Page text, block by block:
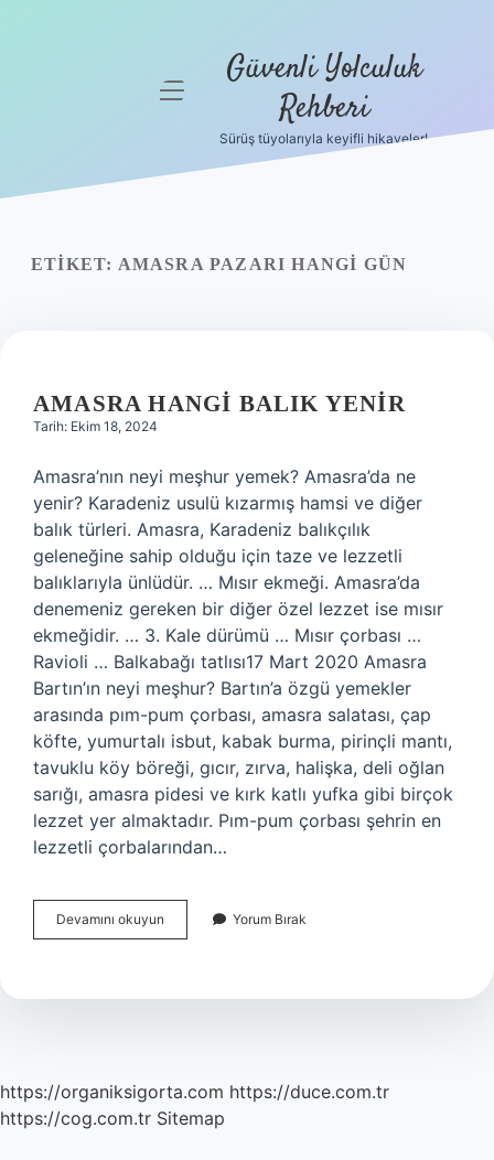
menüyü Güvenli Yolculuk
Rehberi
Sürüş tüyolarıyla keyifli hikayeler!
ETIKET: AMASRA PAZARI HANGI GÜN
AMASRA HANGI BALIK YENIR
Tarih: Ekim 18, 2024
Amasra’nın neyi meşhur yemek? Amasra’da ne
yenir? Karadeniz usulü kızarmış hamsi ve diğer
balık türleri. Amasra, Karadeniz balıkçılık
geleneğine sahip olduğu için taze ve lezzetli
balıklarıyla ünlüdür. … Mısır ekmeği. Amasra’da
denemeniz gereken bir diğer özel lezzet ise mısır
ekmeğidir. … 3. Kale dürümü … Mısır çorbası …
Ravioli … Balkabağı tatlısı17 Mart 2020 Amasra
Bartın’ın neyi meşhur? Bartın’a özgü yemekler
arasında pım-pum çorbası, amasra salatası, çap
köfte, yumurtalı isbut, kabak burma, pirinçli mantı,
tavuklu köy böreği, gıcır, zırva, halişka, deli oğlan
sarığı, amasra pidesi ve kırk katlı yufka gibi birçok
lezzet yer almaktadır. Pım-pum çorbası şehrin en
lezzetli çorbalarından…
Devamını okuyun
Hangi
Yorum Bırak
https://organiksigorta.com https://duce.com.tr
https://cog.com.tr Sitemap